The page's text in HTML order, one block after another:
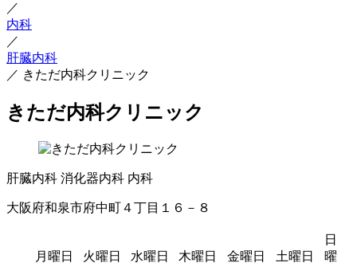
／
内科
／
肝臓内科
／ きただ内科クリニック
きただ内科クリニック
肝臓内科 消化器内科 内科
大阪府和泉市府中町４丁目１６－８
月曜日 火曜日 水曜日 木曜日 金曜日 土曜日
日
曜